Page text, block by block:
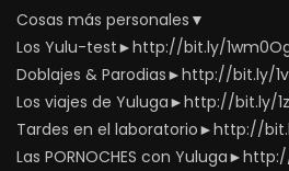
Cosas más personales▼
Los Yulu-test►http://bit.ly/
Doblajes & Parodias►http://bit.ly/
Los viajes de Yuluga►http://bit.ly/
Tardes en el laboratorio►http://
Las PORNOCHES con